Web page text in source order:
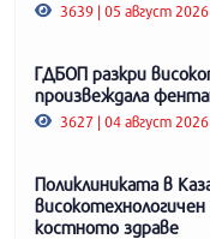
3639 | 05 август 2026
ГДБОП разкри
произвеждала
3627 | 04 август 2026
Поликлиниката в
костното здраве